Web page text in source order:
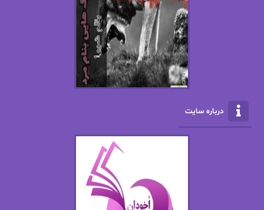
الف صاد
الکساندر دوما
الناز پاکپور‌
الناز محمدی
امیر فرهی
باران
بهار سلطانی
درباره سایت